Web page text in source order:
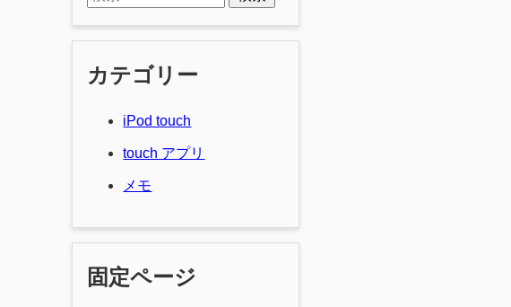
カテゴリー
iPod touch
touch アプリ
メモ
固定ページ